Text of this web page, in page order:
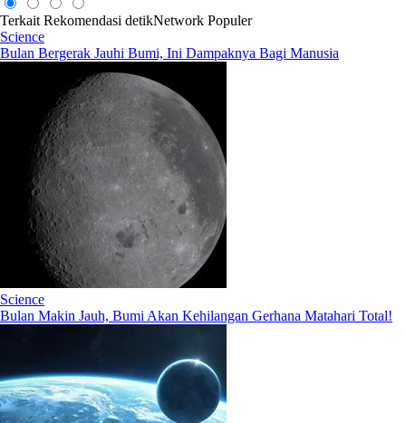
Terkait Rekomendasi detikNetwork Populer
Science
Bulan Bergerak Jauhi Bumi, Ini Dampaknya Bagi Manusia
Science
Bulan Makin Jauh, Bumi Akan Kehilangan Gerhana Matahari Total!